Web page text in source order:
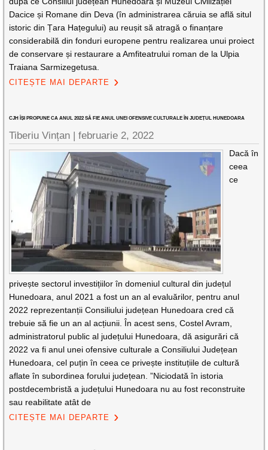
Dacice și Romane din Deva (în administrarea căruia se află situl
istoric din Țara Hațegului) au reușit să atragă o finanțare
considerabilă din fonduri europene pentru realizarea unui proiect
de conservare și restaurare a Amfiteatrului roman de la Ulpia
Traiana Sarmizegetusa.
CITEȘTE MAI DEPARTE
CJH ÎȘI PROPUNE CA ANUL 2022 SĂ FIE ANUL UNEI OFENSIVE CULTURALE ÎN JUDEȚUL HUNEDOARA
Tiberiu Vințan |februarie 2, 2022
Dacă în
ceea
ce
privește sectorul investițiilor în domeniul cultural din județul
Hunedoara, anul 2021 a fost un an al evaluărilor, pentru anul
2022 reprezentanții Consiliului județean Hunedoara cred că
trebuie să fie un an al acțiunii. În acest sens, Costel Avram,
administratorul public al județului Hunedoara, dă asigurări că
2022 va fi anul unei ofensive culturale a Consiliului Județean
Hunedoara, cel puțin în ceea ce privește instituțiile de cultură
aflate în subordinea forului județean. ”Niciodată în istoria
postdecembristă a județului Hunedoara nu au fost reconstruite
sau reabilitate atât de
CITEȘTE MAI DEPARTE